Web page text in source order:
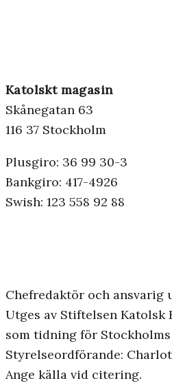
Katolskt magasin
Skånegatan 63
116 37 Stockholm
Plusgiro: 36 99 30-3
Bankgiro: 417-4926
Swish: 123 558 92 88
Chefredaktör och ansvarig
Utges av Stiftelsen
som tidning för
Styrelseordförande:
Ange källa vid citering.